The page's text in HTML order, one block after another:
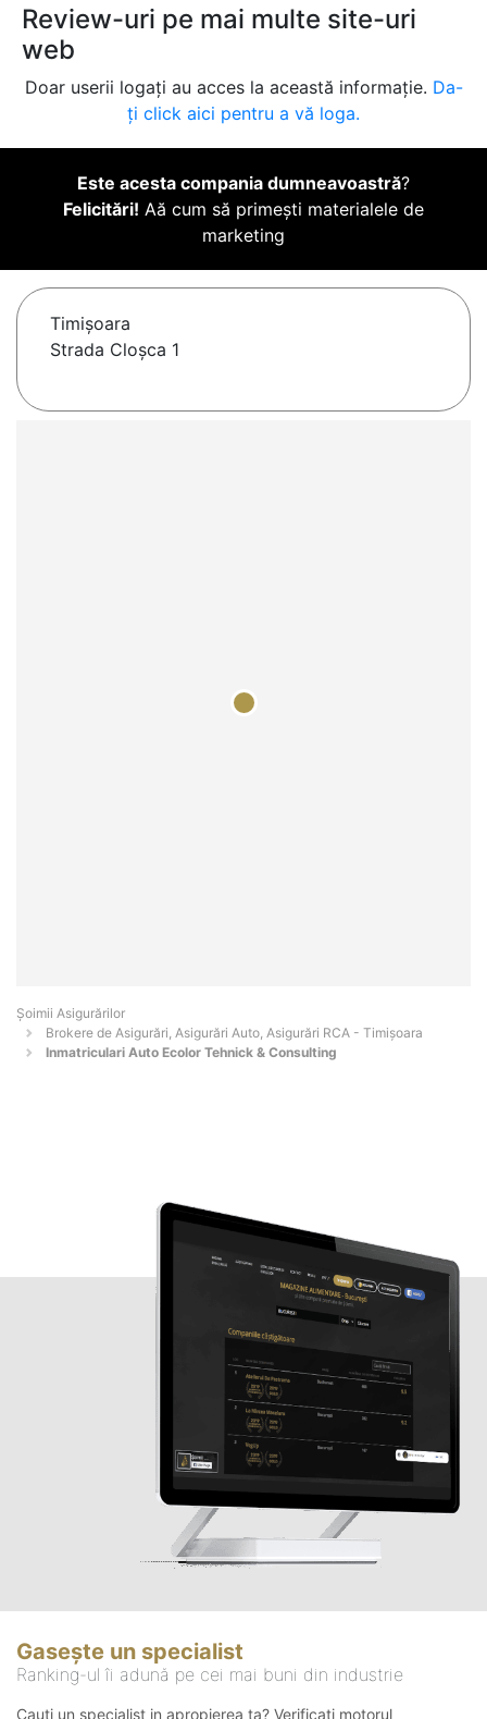
Review-uri pe mai multe site-uri
web
Doar userii logați au acces la această informație. Da-
ți click aici pentru a vă loga.
Este acesta compania dumneavoastră?
Felicitări! Aă cum să primești materialele de
marketing
Timişoara
Strada Cloșca 1
Șoimii Asigurărilor
Brokere de Asigurări, Asigurări Auto, Asigurări RCA - Timişoara
Inmatriculari Auto Ecolor Tehnick & Consulting
Gasește un specialist
Ranking-ul îi adună pe cei mai buni din industrie
Cauți un specialist in apropierea ta? Verificați motorul